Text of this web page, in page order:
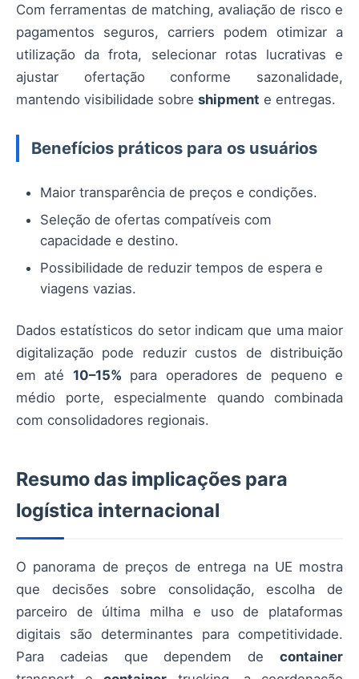
Com ferramentas de matching, avaliação de risco e
pagamentos seguros, carriers podem otimizar a
utilização da frota, selecionar rotas lucrativas e
ajustar ofertação conforme sazonalidade,
mantendo visibilidade sobre shipment e entregas.
Benefícios práticos para os usuários
Maior transparência de preços e condições.
Seleção de ofertas compatíveis com
capacidade e destino.
Possibilidade de reduzir tempos de espera e
viagens vazias.
Dados estatísticos do setor indicam que uma maior
digitalização pode reduzir custos de distribuição
em até 10–15% para operadores de pequeno e
médio porte, especialmente quando combinada
com consolidadores regionais.
Resumo das implicações para
logística internacional
O panorama de preços de entrega na UE mostra
que decisões sobre consolidação, escolha de
parceiro de última milha e uso de plataformas
digitais são determinantes para competitividade.
Para cadeias que dependem de container